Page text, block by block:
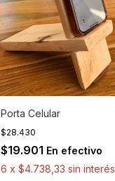
Porta Celular
$28.430
$19.901 En efectivo
6 x $4.738,33 sin interés